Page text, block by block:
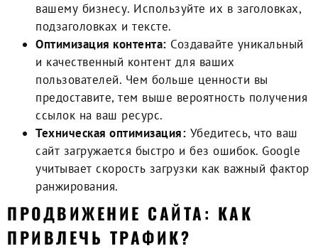
вашему бизнесу. Используйте их в заголовках,
подзаголовках и тексте.
Оптимизация контента: Создавайте уникальный
и качественный контент для ваших
пользователей. Чем больше ценности вы
предоставите, тем выше вероятность получения
ссылок на ваш ресурс.
Техническая оптимизация: Убедитесь, что ваш
сайт загружается быстро и без ошибок. Google
учитывает скорость загрузки как важный фактор
ранжирования.
ПРОДВИЖЕНИЕ САЙТА: КАК
ПРИВЛЕЧЬ ТРАФИК?